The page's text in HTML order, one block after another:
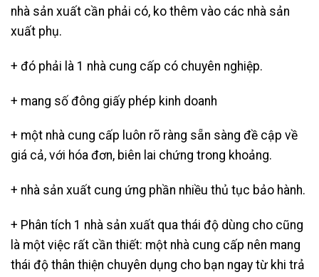
nhà sản xuất cần phải có, ko thêm vào các nhà sản
xuất phụ.
+ đó phải là 1 nhà cung cấp có chuyên nghiệp.
+ mang số đông giấy phép kinh doanh
+ một nhà cung cấp luôn rõ ràng sẵn sàng đề cập về
giá cả, với hóa đơn, biên lai chứng trong khoảng.
+ nhà sản xuất cung ứng phần nhiều thủ tục bảo hành.
+ Phân tích 1 nhà sản xuất qua thái độ dùng cho cũng
là một việc rất cần thiết: một nhà cung cấp nên mang
thái độ thân thiện chuyên dụng cho bạn ngay từ khi trả